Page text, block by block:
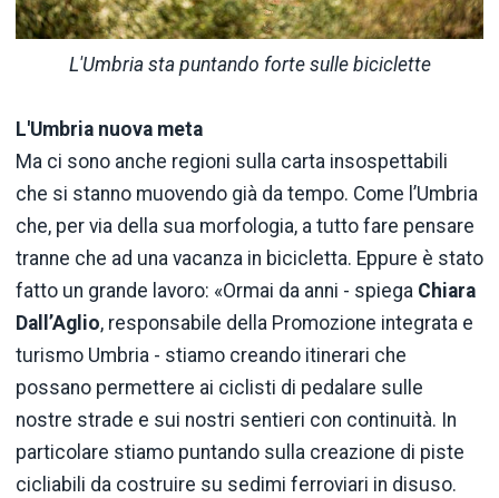
L'Umbria sta puntando forte sulle biciclette
L'Umbria nuova meta
Ma ci sono anche regioni sulla carta insospettabili
che si stanno muovendo già da tempo. Come l’Umbria
che, per via della sua morfologia, a tutto fare pensare
tranne che ad una vacanza in bicicletta. Eppure è stato
fatto un grande lavoro: «Ormai da anni - spiega Chiara
Dall’Aglio, responsabile della Promozione integrata e
turismo Umbria - stiamo creando itinerari che
possano permettere ai ciclisti di pedalare sulle
nostre strade e sui nostri sentieri con continuità. In
particolare stiamo puntando sulla creazione di piste
cicliabili da costruire su sedimi ferroviari in disuso.